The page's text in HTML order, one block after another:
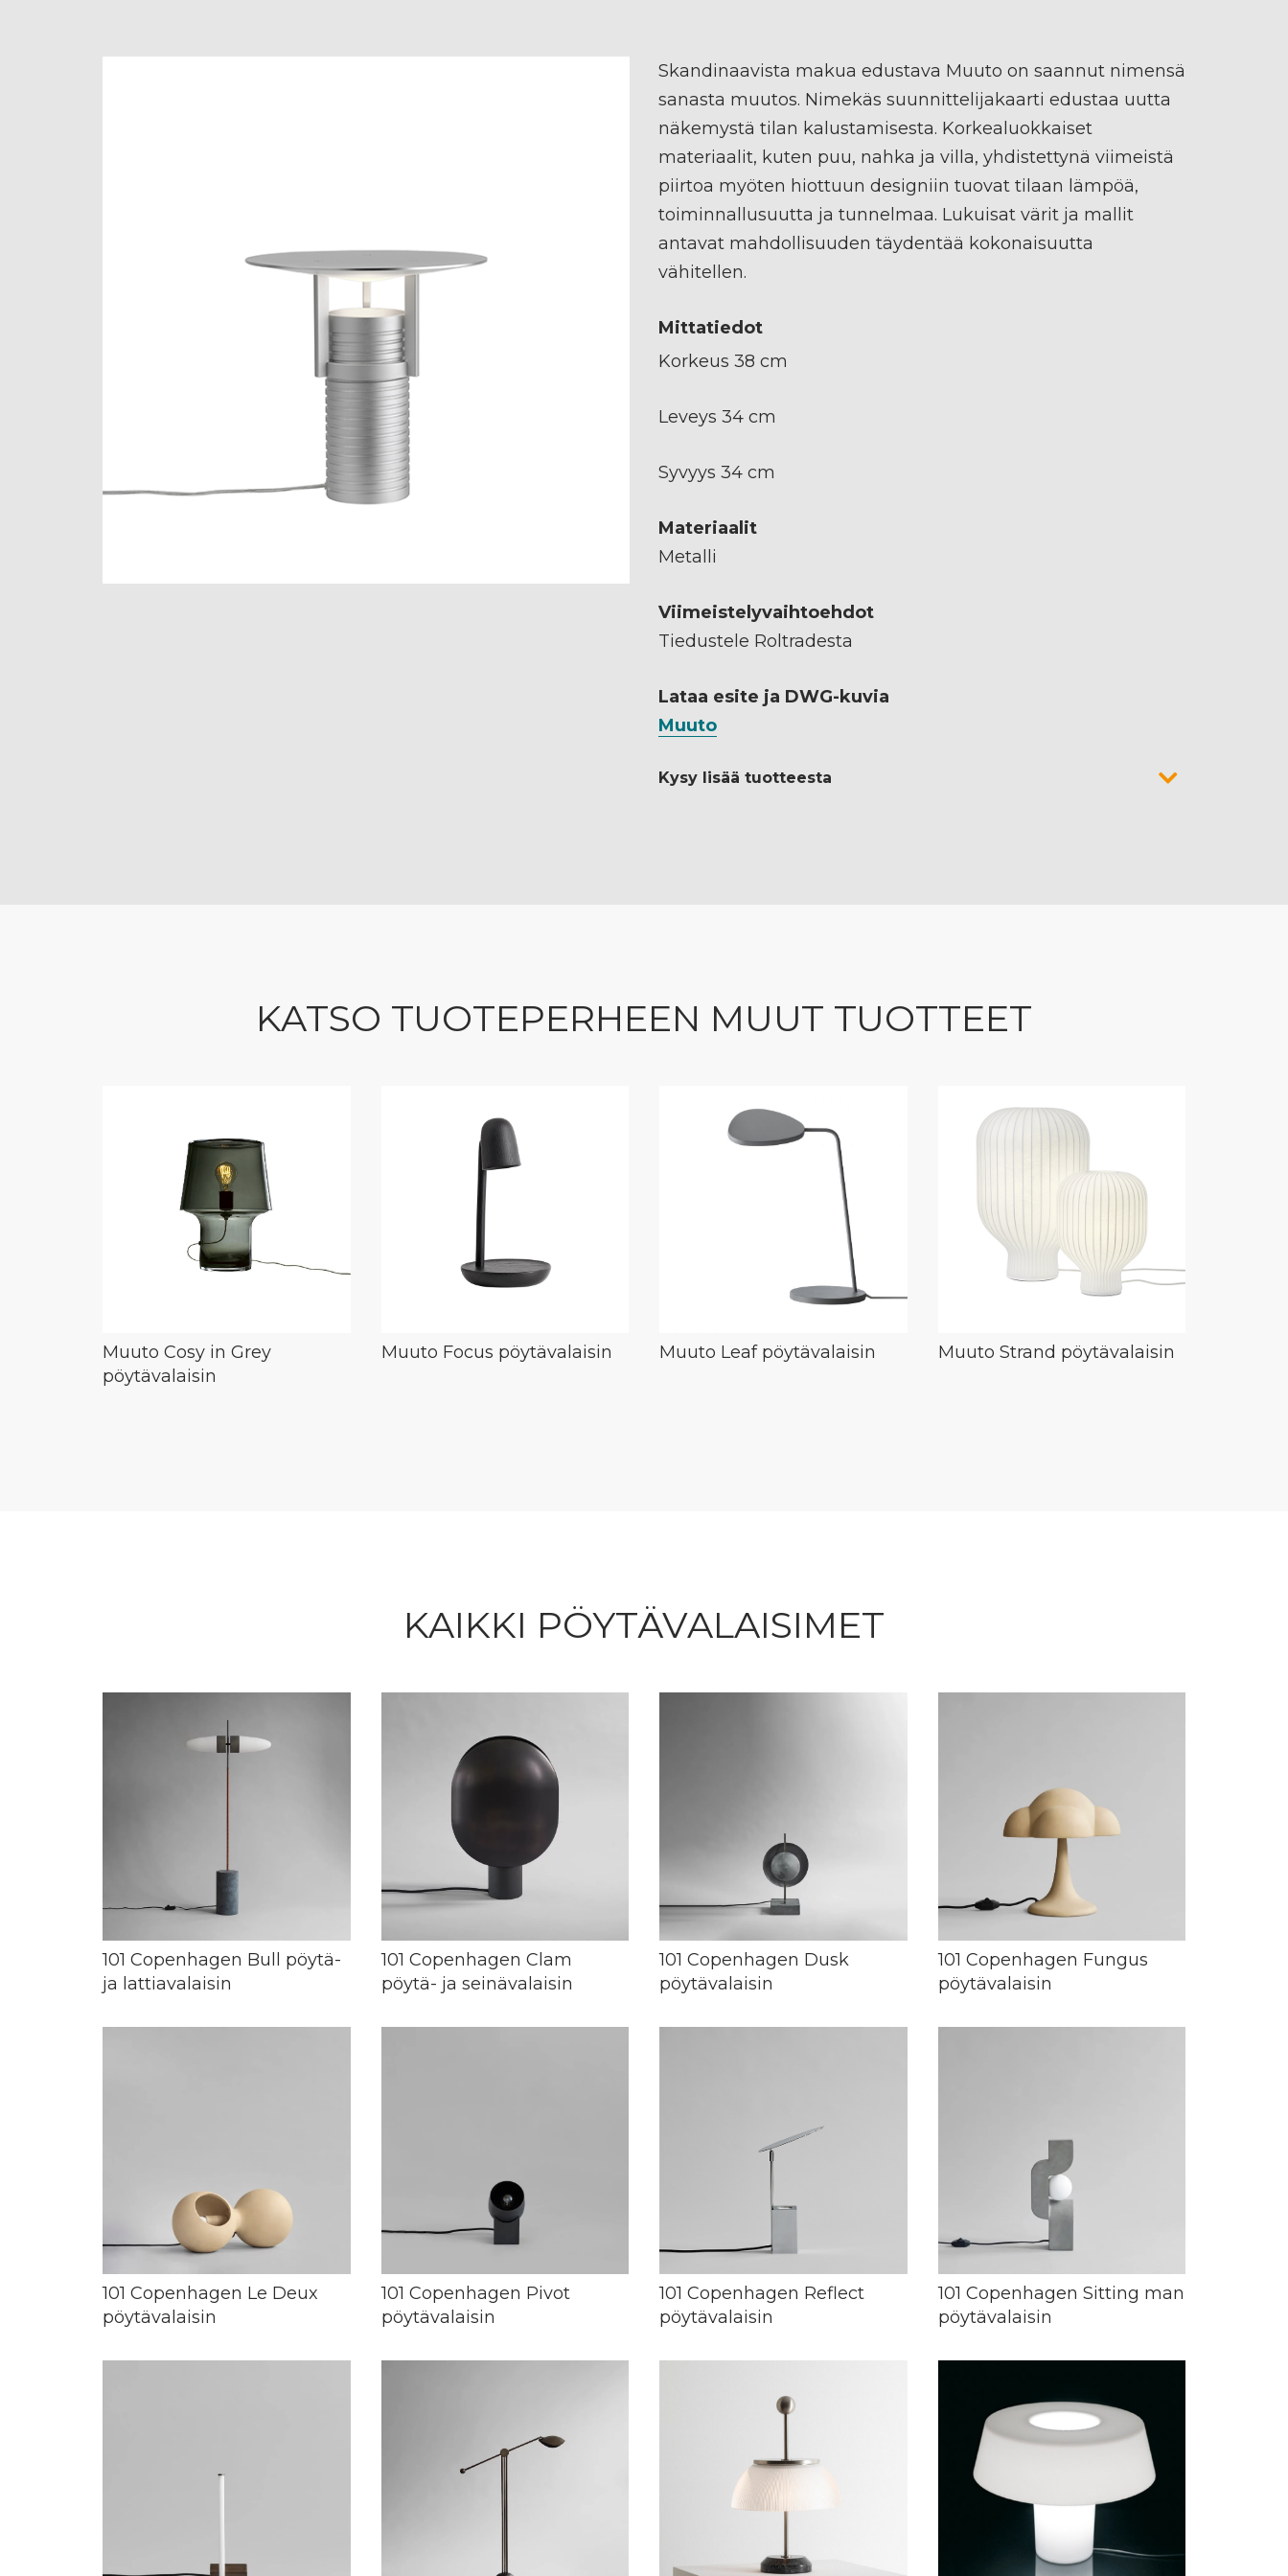
Skandinaavista makua edustava Muuto on saannut nimensä
sanasta muutos. Nimekäs suunnittelijakaarti edustaa uutta
näkemystä tilan kalustamisesta. Korkealuokkaiset
materiaalit, kuten puu, nahka ja villa, yhdistettynä viimeistä
piirtoa myöten hiottuun designiin tuovat tilaan lämpöä,
toiminnallusuutta ja tunnelmaa. Lukuisat värit ja mallit
antavat mahdollisuuden täydentää kokonaisuutta
vähitellen.
Mittatiedot
Korkeus 38 cm
Leveys 34 cm
Syvyys 34 cm
Materiaalit
Metalli
Viimeistelyvaihtoehdot
Tiedustele Roltradesta
Lataa esite ja DWG-kuvia
Muuto
Kysy lisää tuotteesta
KATSO TUOTEPERHEEN MUUT TUOTTEET
Muuto Cosy in Grey
pöytävalaisin
Muuto Focus pöytävalaisin Muuto Leaf pöytävalaisin Muuto Strand pöytävalaisin
KAIKKI PÖYTÄVALAISIMET
101 Copenhagen Bull pöytä-
ja lattiavalaisin
101 Copenhagen Clam
pöytä- ja seinävalaisin
101 Copenhagen Dusk
pöytävalaisin
101 Copenhagen Fungus
pöytävalaisin
101 Copenhagen Le Deux
pöytävalaisin
101 Copenhagen Pivot
pöytävalaisin
101 Copenhagen Reflect
pöytävalaisin
101 Copenhagen Sitting man
pöytävalaisin